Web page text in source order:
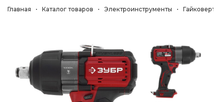
Главная Каталог товаров Электроинструменты Гайковерты